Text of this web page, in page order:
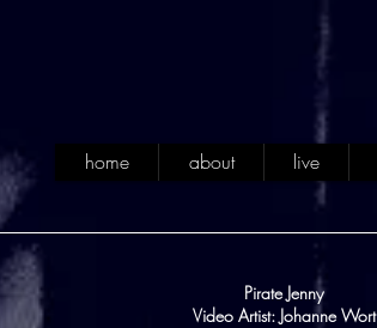
home about live
Pirate Jenny
Video Artist: Johanne Wort